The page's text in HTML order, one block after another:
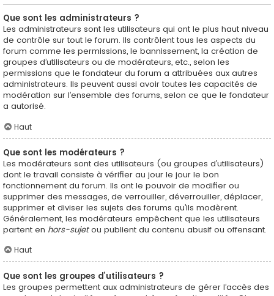
Que sont les administrateurs ?
Les administrateurs sont les utilisateurs qui ont le plus haut niveau
de contrôle sur tout le forum. Ils contrôlent tous les aspects du
forum comme les permissions, le bannissement, la création de
groupes d’utilisateurs ou de modérateurs, etc., selon les
permissions que le fondateur du forum a attribuées aux autres
administrateurs. Ils peuvent aussi avoir toutes les capacités de
modération sur l’ensemble des forums, selon ce que le fondateur
a autorisé.
Haut
Que sont les modérateurs ?
Les modérateurs sont des utilisateurs (ou groupes d’utilisateurs)
dont le travail consiste à vérifier au jour le jour le bon
fonctionnement du forum. Ils ont le pouvoir de modifier ou
supprimer des messages, de verrouiller, déverrouiller, déplacer,
supprimer et diviser les sujets des forums qu’ils modèrent.
Généralement, les modérateurs empêchent que les utilisateurs
partent en hors-sujetou publient du contenu abusif ou offensant.
Haut
Que sont les groupes d’utilisateurs ?
Les groupes permettent aux administrateurs de gérer l’accès des